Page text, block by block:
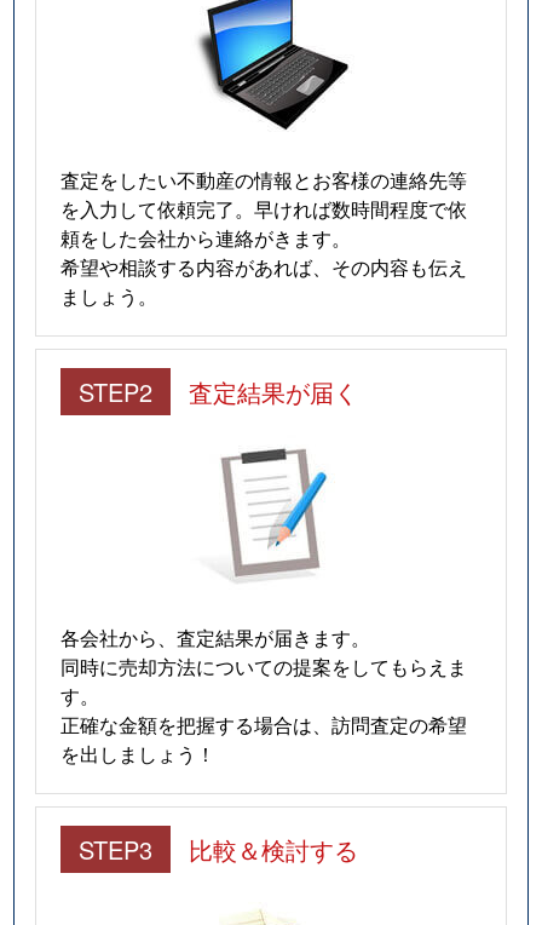
査定をしたい不動産の情報とお客様の連絡先等
を入力して依頼完了。早ければ数時間程度で依
頼をした会社から連絡がきます。
希望や相談する内容があれば、その内容も伝え
ましょう。
STEP2 査定結果が届く
各会社から、査定結果が届きます。
同時に売却方法についての提案をしてもらえま
す。
正確な金額を把握する場合は、訪問査定の希望
を出しましょう！
STEP3 比較＆検討する